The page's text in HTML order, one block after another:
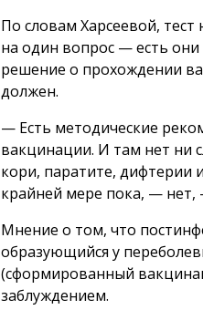
По словам Харсеевой,
на один вопрос — есть
решение о прохождении
должен.
— Есть методические
вакцинации. И там нет ни
кори, паратите, дифтерии
крайней мере пока, — нет,
Мнение о том, что
образующийся у
(сформированный
заблуждением.